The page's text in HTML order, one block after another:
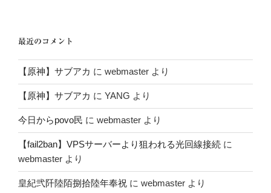
最近のコメント
【原神】サブアカ に webmaster より
【原神】サブアカ に YANG より
今日からpovo民 に webmaster より
【fail2ban】VPSサーバーより狙われる光回線接続 に
webmaster より
皇紀弐阡陸陌捌拾陸年奉祝 に webmaster より